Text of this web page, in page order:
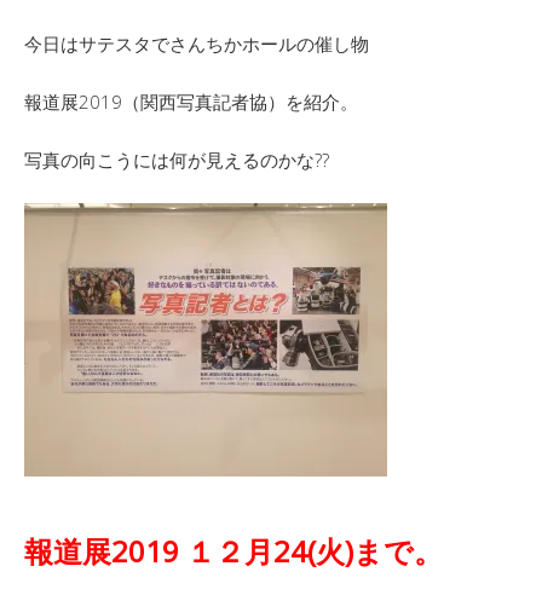
今日はサテスタでさんちかホールの催し物
報道展2019（関西写真記者協）を紹介。
写真の向こうには何が見えるのかな??
報道展2019 １２月24(火)まで。